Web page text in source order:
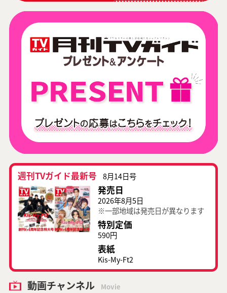
週刊TVガイド最新号 8月14日号
発売日
2026年8月5日
※一部地域は発売日が異なります
特別定価
590円
表紙
Kis-My-Ft2
動画チャンネル Movie